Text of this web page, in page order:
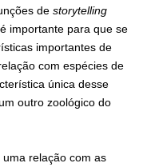
de storytelling
importante para que se
importantes de
com espécies de
única desse
outro zoológico do
relação com as